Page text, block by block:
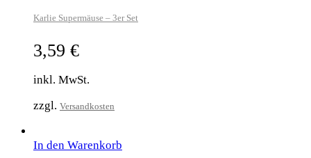
Karlie Supermäuse – 3er Set
3,59 €
inkl. MwSt.
zzgl. Versandkosten
In den Warenkorb